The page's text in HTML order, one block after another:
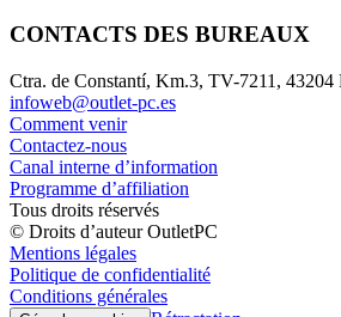
CONTACTS DES BUREAUX
Ctra. de Constantí, Km.3, TV-7211, 43204
infoweb@outlet-pc.es
Comment venir
Contactez-nous
Canal interne d’information
Programme d’affiliation
Tous droits réservés
© Droits d’auteur OutletPC
Mentions légales
Politique de confidentialité
Conditions générales